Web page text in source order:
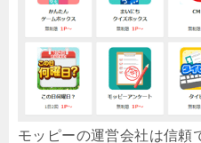
モッピーの運営会社は信頼